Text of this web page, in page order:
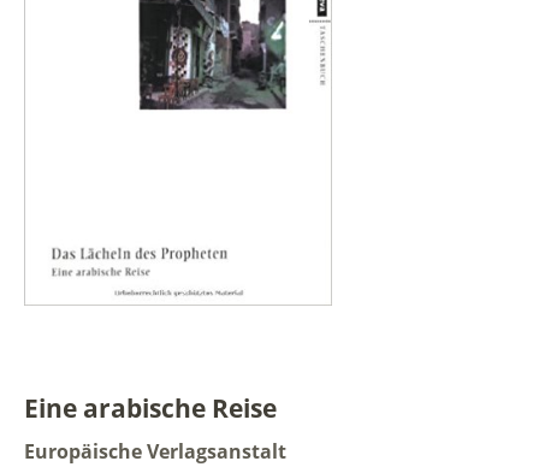
Eine arabische Reise
Europäische Verlagsanstalt